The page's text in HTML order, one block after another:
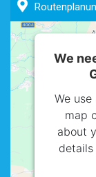
We
We
map
about